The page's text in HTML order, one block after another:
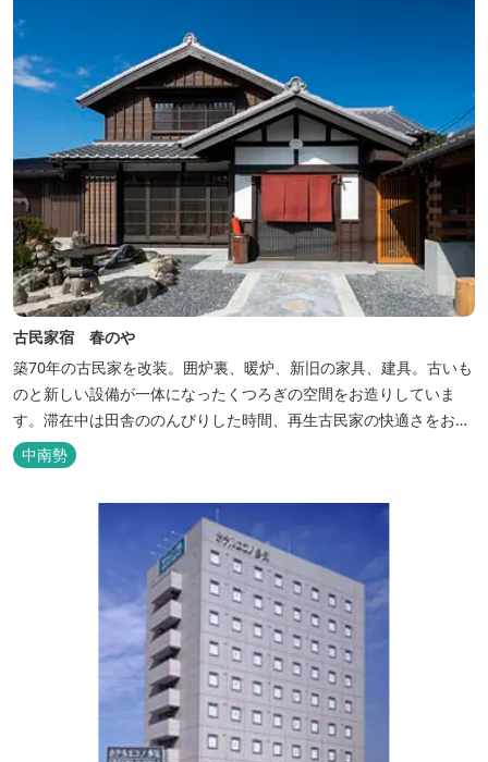
古民家宿 春のや
築70年の古民家を改装。囲炉裏、暖炉、新旧の家具、建具。古いも
のと新しい設備が一体になったくつろぎの空間をお造りしていま
す。滞在中は田舎ののんびりした時間、再生古民家の快適さをお楽
しみください。 【時間】 《 チェックイン 》 15：00～20：00の間
にお願いいたします。 《 チェックアウト 》 10：00まで 【御利用
料金】 一日一組様１棟貸し（定員５名） 一...
中南勢